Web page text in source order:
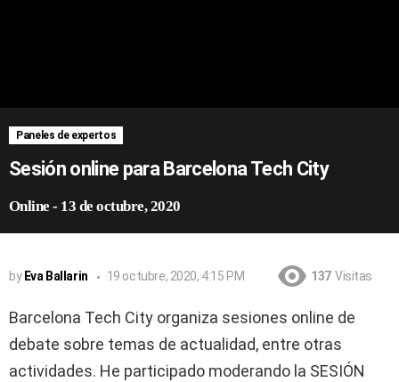
Paneles de expertos
Sesión online para Barcelona Tech City
Online - 13 de octubre, 2020
by Eva Ballarin 19 octubre, 2020, 4:15 PM 137 Visitas
Barcelona Tech City organiza sesiones online de
debate sobre temas de actualidad, entre otras
actividades. He participado moderando la SESIÓN